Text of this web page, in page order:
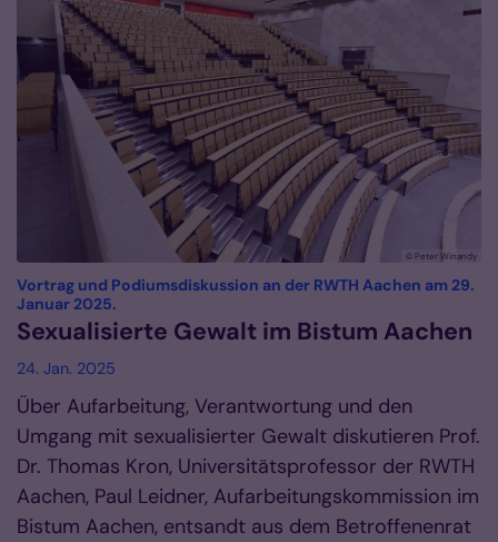
© Peter Winandy
Vortrag und Podiumsdiskussion an der RWTH Aachen am 29.
Januar 2025.
Sexualisierte Gewalt im Bistum Aachen
24. Jan. 2025
Über Aufarbeitung, Verantwortung und den
Umgang mit sexualisierter Gewalt diskutieren Prof.
Dr. Thomas Kron, Universitätsprofessor der RWTH
Aachen, Paul Leidner, Aufarbeitungskommission im
Bistum Aachen, entsandt aus dem Betroffenenrat